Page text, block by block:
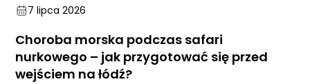
7 lipca 2026
Choroba morska podczas safari
nurkowego – jak przygotować się przed
wejściem na łódź?